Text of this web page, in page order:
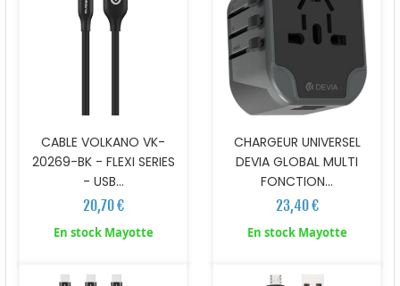
CABLE VOLKANO VK-
20269-BK - FLEXI SERIES
- USB...
20,70 €
En stock Mayotte
CHARGEUR UNIVERSEL
DEVIA GLOBAL MULTI
FONCTION...
23,40 €
En stock Mayotte